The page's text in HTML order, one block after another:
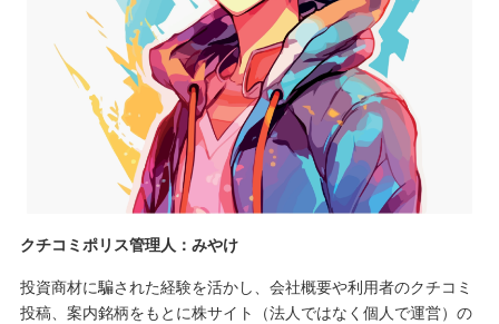
クチコミポリス管理人：みやけ
投資商材に騙された経験を活かし、会社概要や利用者のクチコミ
投稿、案内銘柄をもとに株サイト（法人ではなく個人で運営）の